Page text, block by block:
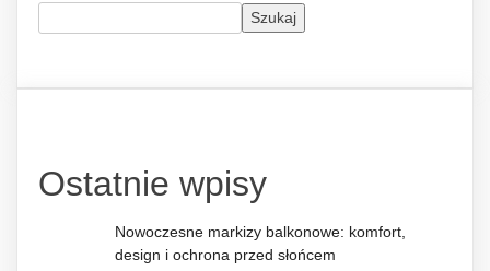
Szukaj
Ostatnie wpisy
Nowoczesne markizy balkonowe: komfort,
design i ochrona przed słońcem